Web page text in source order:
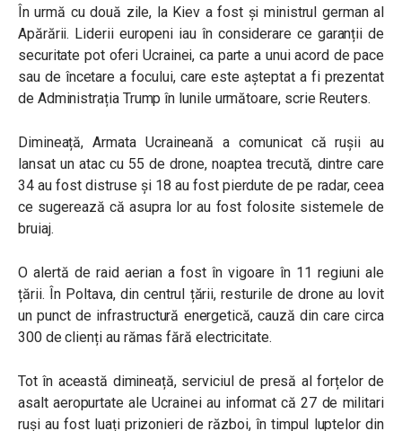
În urmă cu două zile, la Kiev a fost și ministrul german al
Apărării. Liderii europeni iau în considerare ce garanții de
securitate pot oferi Ucrainei, ca parte a unui acord de pace
sau de încetare a focului, care este așteptat a fi prezentat
de Administrația Trump în lunile următoare, scrie Reuters.
Dimineață, Armata Ucraineană a comunicat că rușii au
lansat un atac cu 55 de drone, noaptea trecută, dintre care
34 au fost distruse și 18 au fost pierdute de pe radar, ceea
ce sugerează că asupra lor au fost folosite sistemele de
bruiaj.
O alertă de raid aerian a fost în vigoare în 11 regiuni ale
țării. În Poltava, din centrul țării, resturile de drone au lovit
un punct de infrastructură energetică, cauză din care circa
300 de clienți au rămas fără electricitate.
Tot în această dimineață, serviciul de presă al forțelor de
asalt aeropurtate ale Ucrainei au informat că 27 de militari
ruși au fost luați prizonieri de război, în timpul luptelor din